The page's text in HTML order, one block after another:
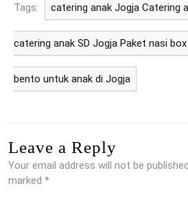
Tags: catering anak Jogja Catering
catering anak SD Jogja Paket nasi
bento untuk anak di Jogja
Leave a Reply
Your email address will not be
marked *